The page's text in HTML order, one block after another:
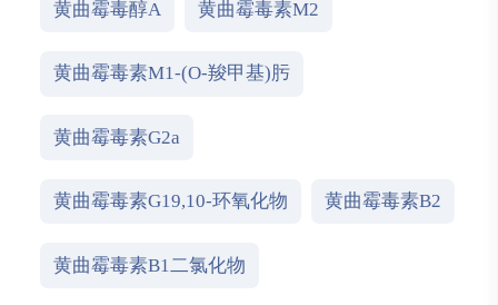
黄曲霉毒醇A 黄曲霉毒素M2
黄曲霉毒素M1-(O-羧甲基)肟
黄曲霉毒素G2a
黄曲霉毒素G19,10-环氧化物 黄曲霉毒素B2
黄曲霉毒素B1二氯化物